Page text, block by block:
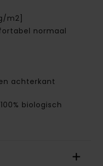
m2]
normaal
achterkant
biologisch